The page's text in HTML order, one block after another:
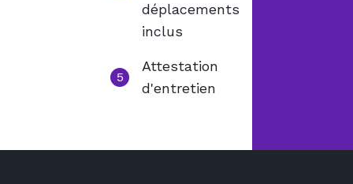
déplacements
inclus
5
Attestation
d'entretien